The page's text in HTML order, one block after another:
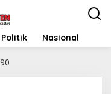
Politik Nasional